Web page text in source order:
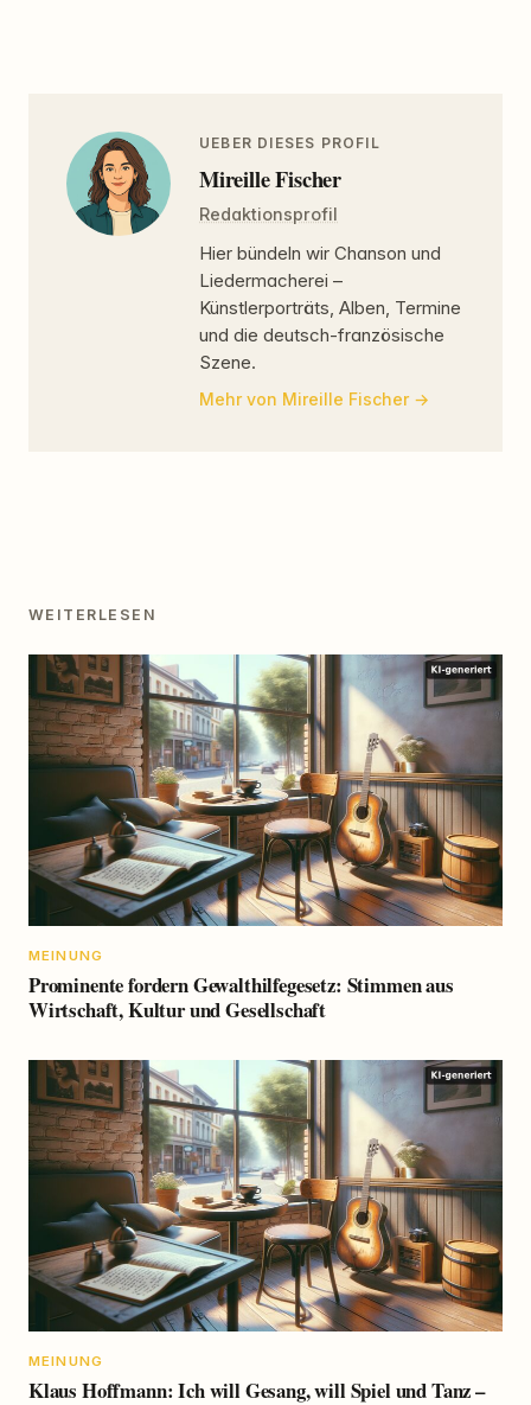
UEBER DIESES PROFIL
Mireille Fischer
Redaktionsprofil
Hier bündeln wir Chanson und
Liedermacherei –
Künstlerporträts, Alben, Termine
und die deutsch-französische
Szene.
Mehr von Mireille Fischer
WEITERLESEN
MEINUNG
Prominente fordern Gewalthilfegesetz: Stimmen aus
Wirtschaft, Kultur und Gesellschaft
MEINUNG
Klaus Hoffmann: Ich will Gesang, will Spiel und Tanz –